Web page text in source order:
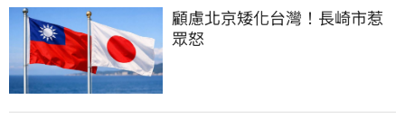
顧慮北京矮化台灣！長崎市惹
眾怒